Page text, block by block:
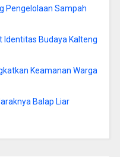
Pengelolaan Sampah
Identitas Budaya Kalteng
Keamanan Warga
Balap Liar